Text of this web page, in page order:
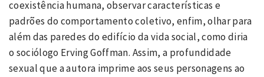
coexistência humana, observar características e
padrões do comportamento coletivo, enfim, olhar para
além das paredes do edifício da vida social, como diria
o sociólogo Erving Goffman. Assim, a profundidade
sexual que a autora imprime aos seus personagens ao